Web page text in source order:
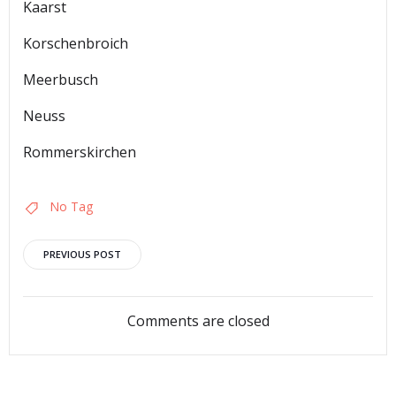
Kaarst
Korschenbroich
Meerbusch
Neuss
Rommerskirchen
No Tag
Post
navigation
PREVIOUS POST
Comments are closed